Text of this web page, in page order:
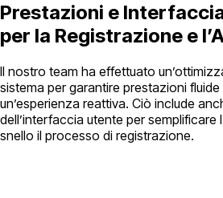
Prestazioni e
per la Registrazione e
Il nostro team ha effettuato
sistema per garantire prestazioni
un’esperienza reattiva. Ciò include
dell’interfaccia utente per semplificare
snello il processo di registrazione.